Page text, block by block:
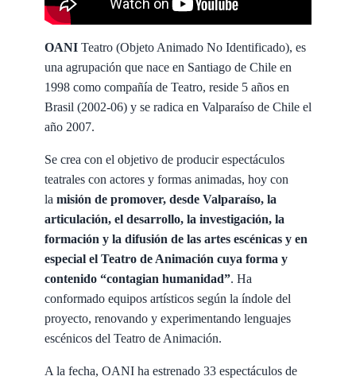
OANI Teatro (Objeto Animado No Identificado), es
una agrupación que nace en Santiago de Chile en
1998 como compañía de Teatro, reside 5 años en
Brasil (2002-06) y se radica en Valparaíso de Chile el
año 2007.
Se crea con el objetivo de producir espectáculos
teatrales con actores y formas animadas, hoy con
la misión de promover, desde Valparaíso, la
articulación, el desarrollo, la investigación, la
formación y la difusión de las artes escénicas y en
especial el Teatro de Animación cuya forma y
contenido “contagian humanidad”. Ha
conformado equipos artísticos según la índole del
proyecto, renovando y experimentando lenguajes
escénicos del Teatro de Animación.
A la fecha, OANI ha estrenado 33 espectáculos de